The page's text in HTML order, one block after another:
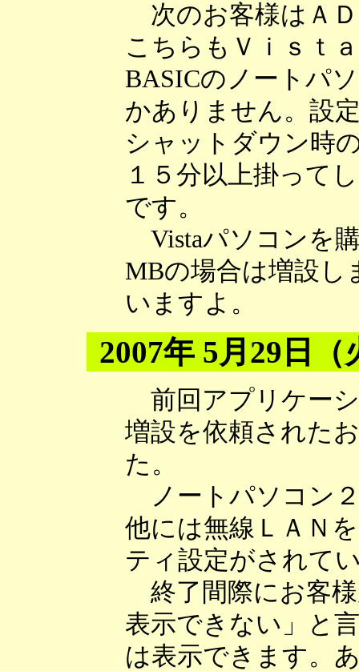
次のお客様はＡ
こちらもＶｉｓｔ
BASICのノートパ
かありません。設
シャットダウン時
１５分以上掛って
です。
Vistaパソコンを
MBの場合は増設し
いますよ。
2007年 5月29日（
前回アプリケー
増設を依頼された
た。
ノートパソコン
他には無線ＬＡＮ
ティ設定がされて
終了間際にお客
表示できない」と
は表示できます。